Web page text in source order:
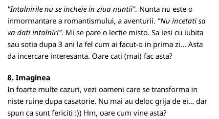
"Intalnirile nu se incheie in ziua nuntii". Nunta nu este o
inmormantare a romantismului, a aventurii. "Nu incetati sa
va dati intalniri". Mi se pare o lectie misto. Sa iesi cu iubita
sau sotia dupa 3 ani la fel cum ai facut-o in prima zi... Asta
da incercare interesanta. Oare cati (mai) fac asta?
8. Imaginea
In foarte multe cazuri, vezi oameni care se transforma in
niste ruine dupa casatorie. Nu mai au deloc grija de ei... dar
spun ca sunt fericiti :)) Hm, oare cum vine asta?